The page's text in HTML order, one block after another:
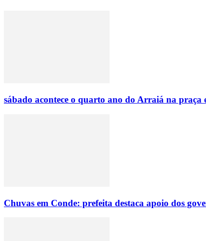
sábado acontece o quarto ano do Arraiá na praça
Chuvas em Conde: prefeita destaca apoio dos